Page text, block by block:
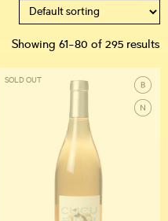
Showing 61–80 of 295 results
SOLD OUT